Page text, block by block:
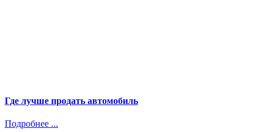
Где лучше продать автомобиль
Подробнее ...